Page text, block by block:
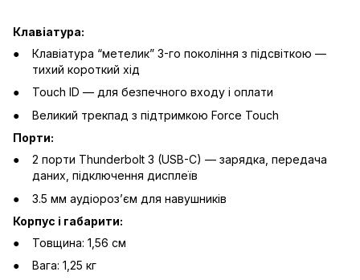
Клавіатура:
Клавіатура “метелик” 3-го покоління з підсвіткою —
тихий короткий хід
Touch ID — для безпечного входу і оплати
Великий трекпад з підтримкою Force Touch
Порти:
2 порти Thunderbolt 3 (USB-C) — зарядка, передача
даних, підключення дисплеїв
3.5 мм аудіорозʼєм для навушників
Корпус і габарити:
Товщина: 1,56 см
Вага: 1,25 кг